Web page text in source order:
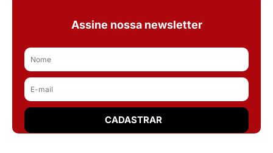
Assine nossa newsletter